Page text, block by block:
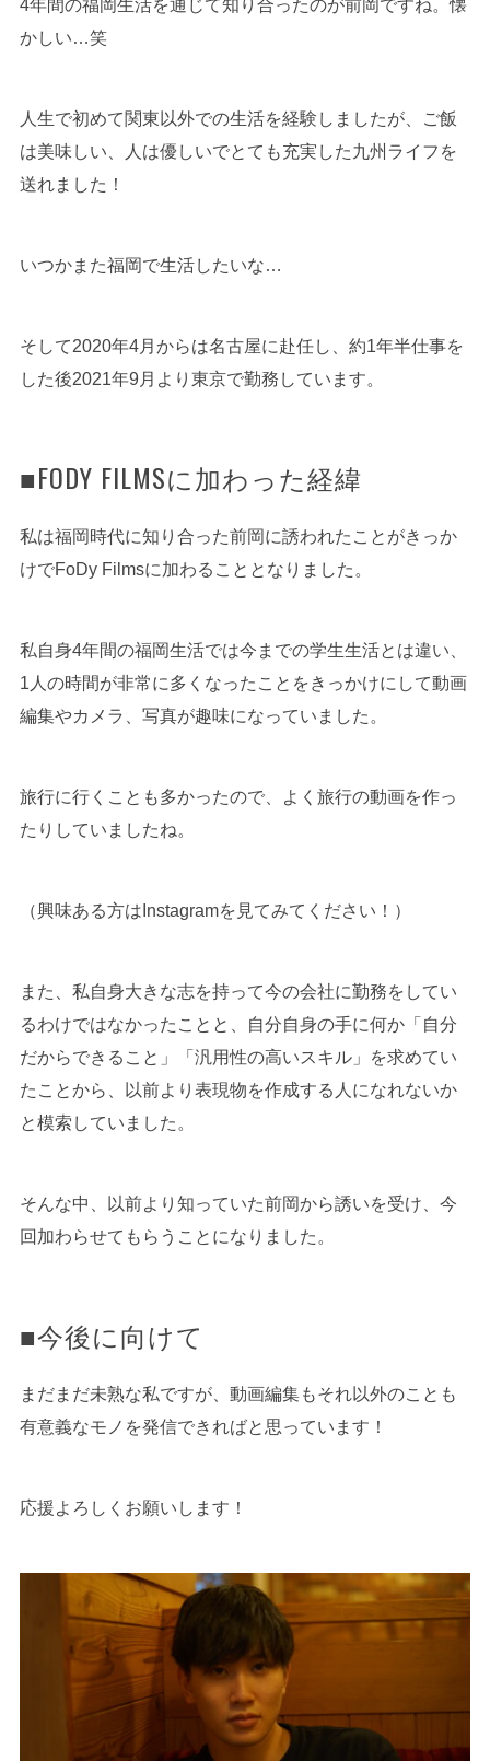
4年間の福岡生活を通じて知り合ったのが前岡ですね。懐
かしい…笑
人生で初めて関東以外での生活を経験しましたが、ご飯
は美味しい、人は優しいでとても充実した九州ライフを
送れました！
いつかまた福岡で生活したいな…
そして2020年4月からは名古屋に赴任し、約1年半仕事を
した後2021年9月より東京で勤務しています。
■FODY FILMSに加わった経緯
私は福岡時代に知り合った前岡に誘われたことがきっか
けでFoDy Filmsに加わることとなりました。
私自身4年間の福岡生活では今までの学生生活とは違い、
1人の時間が非常に多くなったことをきっかけにして動画
編集やカメラ、写真が趣味になっていました。
旅行に行くことも多かったので、よく旅行の動画を作っ
たりしていましたね。
（興味ある方はInstagramを見てみてください！）
また、私自身大きな志を持って今の会社に勤務をしてい
るわけではなかったことと、自分自身の手に何か「自分
だからできること」「汎用性の高いスキル」を求めてい
たことから、以前より表現物を作成する人になれないか
と模索していました。
そんな中、以前より知っていた前岡から誘いを受け、今
回加わらせてもらうことになりました。
■今後に向けて
まだまだ未熟な私ですが、動画編集もそれ以外のことも
有意義なモノを発信できればと思っています！
応援よろしくお願いします！